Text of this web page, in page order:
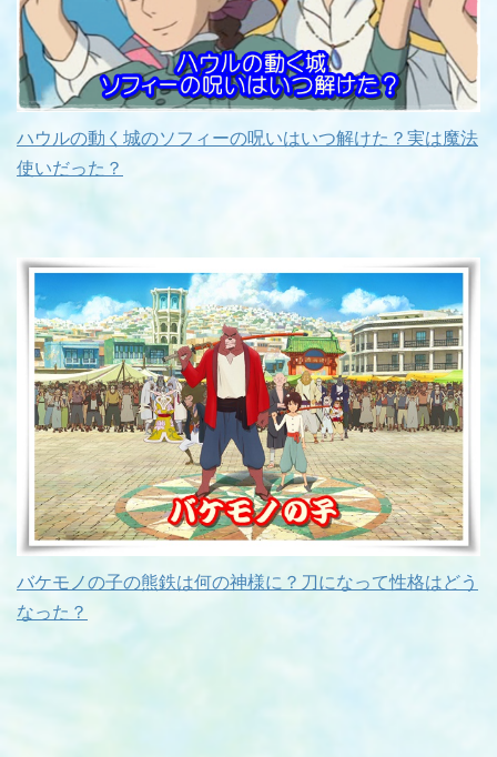
ハウルの動く城のソフィーの呪いはいつ解けた？実は魔法
使いだった？
バケモノの子の熊鉄は何の神様に？刀になって性格はどう
なった？